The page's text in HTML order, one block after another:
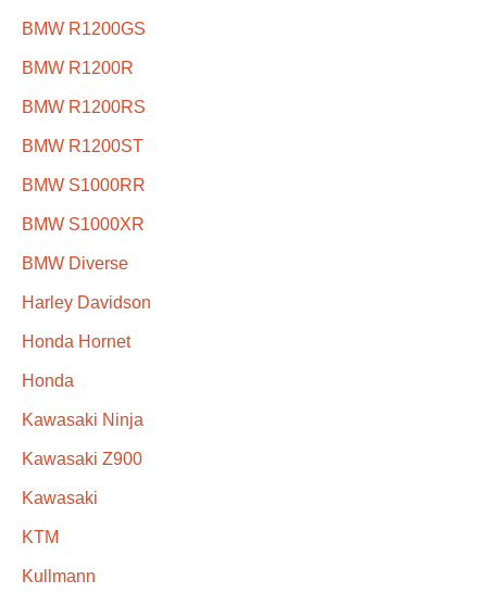
BMW R1200GS
BMW R1200R
BMW R1200RS
BMW R1200ST
BMW S1000RR
BMW S1000XR
BMW Diverse
Harley Davidson
Honda Hornet
Honda
Kawasaki Ninja
Kawasaki Z900
Kawasaki
KTM
Kullmann